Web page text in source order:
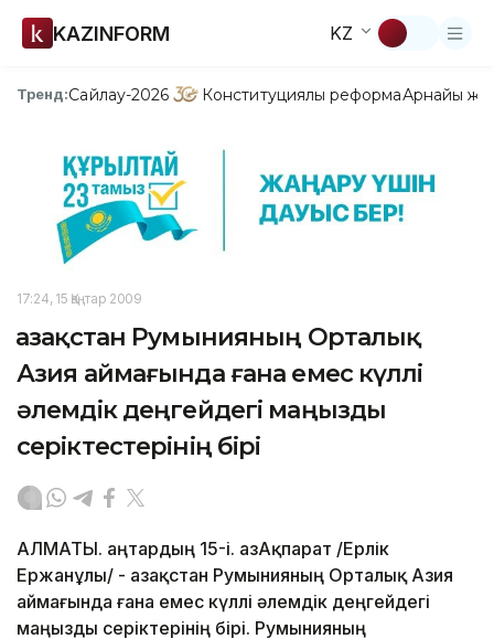
KAZINFORM KZ
Тренд:Сайлау-2026 Конституциялық реформаАрнайы
17:24, 15 Қаңтар 2009
Қазақстан Румынияның Орталық
Азия аймағында ғана емес күллі
әлемдік деңгейдегі маңызды
серіктестерінің бірі
АЛМАТЫ. Қаңтардың 15-і. ҚазАқпарат /Ерлік
Ержанұлы/ - Қазақстан Румынияның Орталық Азия
аймағында ғана емес күллі әлемдік деңгейдегі
маңызды серіктерінің бірі. Румынияның